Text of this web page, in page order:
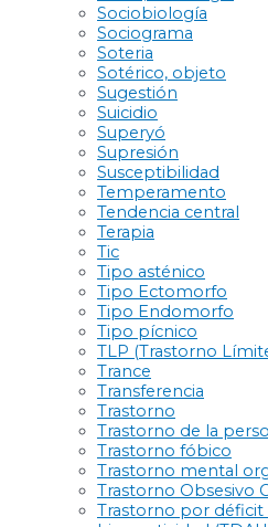
Sociobiología
Sociograma
Soteria
Sotérico, objeto
Sugestión
Suicidio
Superyó
Supresión
Susceptibilidad
Temperamento
Tendencia central
Terapia
Tic
Tipo asténico
Tipo Ectomorfo
Tipo Endomorfo
Tipo pícnico
TLP (Trastorno
Trance
Transferencia
Trastorno
Trastorno de la
Trastorno fóbico
Trastorno mental
Trastorno Obsesivo
Trastorno por déficit